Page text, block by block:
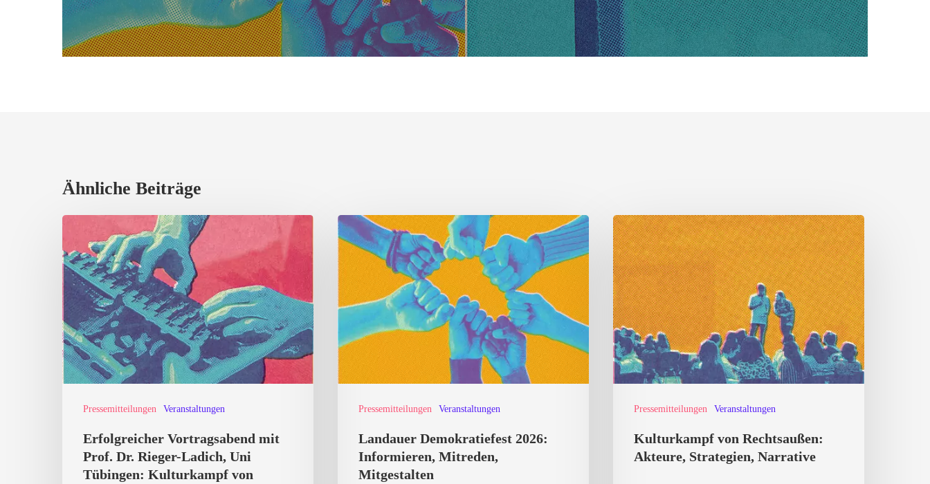
Ähnliche Beiträge
Pressemitteilungen Veranstaltungen
Erfolgreicher
Vortragsabend
mit
Prof.
Dr.
Rieger-
Ladich,
Uni
Rechtsaußen:
Erfolgreicher Vortragsabend mit
Prof. Dr. Rieger-Ladich, Uni
Tübingen: Kulturkampf von
Pressemitteilungen Veranstaltungen
Landauer
Demokratiefest
2026:
Informieren,
Mitreden,
Mitgestalten
Landauer Demokratiefest 2026:
Informieren, Mitreden,
Mitgestalten
Pressemitteilungen Veranstaltungen
Kulturkampf
von
Rechtsaußen:
Akteure,
Strategien,
Narrative
Kulturkampf von Rechtsaußen:
Akteure, Strategien, Narrative